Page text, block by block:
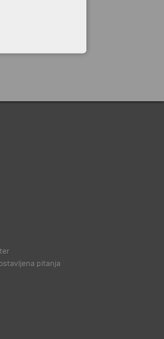
pitanja